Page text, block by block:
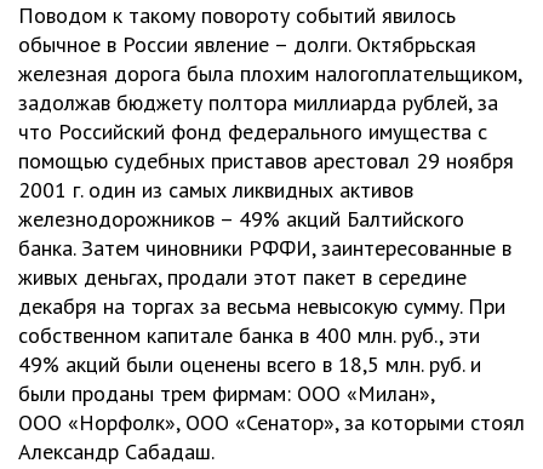
Поводом к такому повороту событий явилось
обычное в России явление – долги. Октябрьская
железная дорога была плохим налогоплательщиком,
задолжав бюджету полтора миллиарда рублей, за
что Российский фонд федерального имущества с
помощью судебных приставов арестовал 29 ноября
2001 г. один из самых ликвидных активов
железнодорожников – 49% акций Балтийского
банка. Затем чиновники РФФИ, заинтересованные в
живых деньгах, продали этот пакет в середине
декабря на торгах за весьма невысокую сумму. При
собственном капитале банка в 400 млн. руб., эти
49% акций были оценены всего в 18,5 млн. руб. и
были проданы трем фирмам: ООО «Милан»,
ООО «Норфолк», ООО «Сенатор», за которыми стоял
Александр Сабадаш.